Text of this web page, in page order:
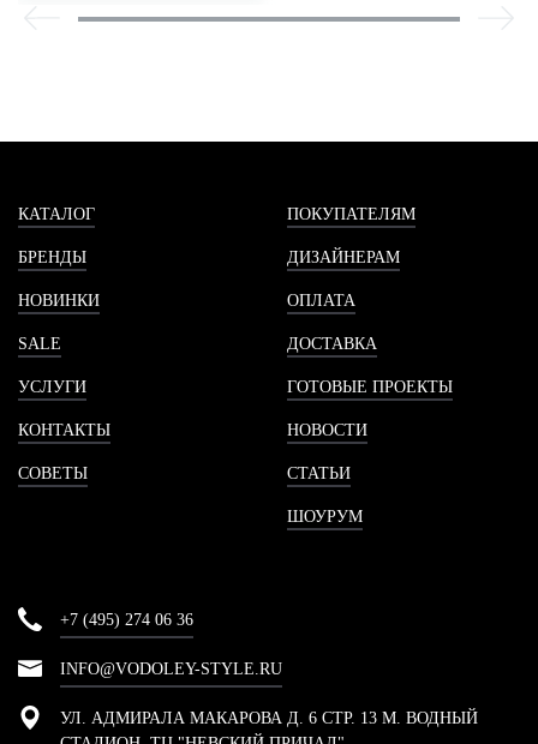
КАТАЛОГ
БРЕНДЫ
НОВИНКИ
SALE
УСЛУГИ
КОНТАКТЫ
СОВЕТЫ
ПОКУПАТЕЛЯМ
ДИЗАЙНЕРАМ
ОПЛАТА
ДОСТАВКА
ГОТОВЫЕ ПРОЕКТЫ
НОВОСТИ
СТАТЬИ
ШОУРУМ
+7 (495) 274 06 36
INFO@VODOLEY-STYLE.RU
УЛ. АДМИРАЛА МАКАРОВА Д. 6 СТР. 13 М. ВОДНЫЙ